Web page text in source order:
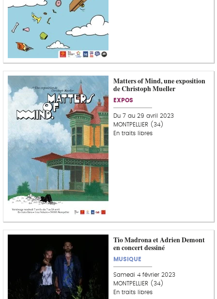
Matters of Mind, une exposition
de Christoph Mueller
EXPOS
Du 7 au 29 avril 2023
MONTPELLIER (34)
En traits libres
Tio Madrona et Adrien Demont
en concert dessiné
MUSIQUE
Samedi 4 février 2023
MONTPELLIER (34)
En traits libres